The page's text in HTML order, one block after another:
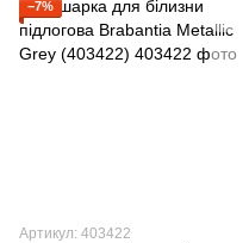
−7%
Артикул: 403422